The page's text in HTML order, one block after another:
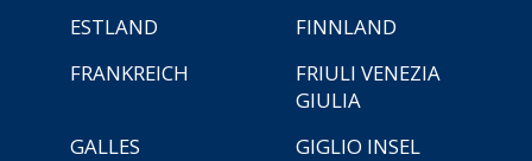
ESTLAND
FINNLAND
FRANKREICH
FRIULI VENEZIA
GIULIA
GALLES
GIGLIO INSEL